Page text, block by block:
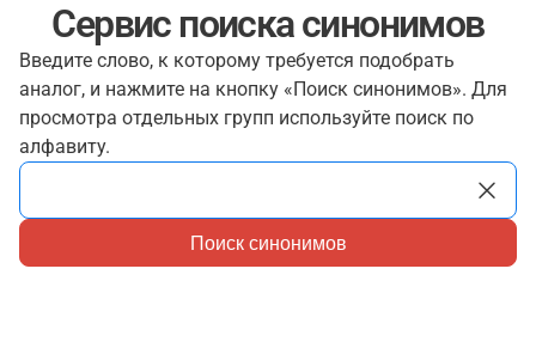
Сервис поиска синонимов
Введите слово, к которому требуется подобрать
аналог, и нажмите на кнопку «Поиск синонимов». Для
просмотра отдельных групп используйте поиск по
алфавиту.
Поиск синонимов